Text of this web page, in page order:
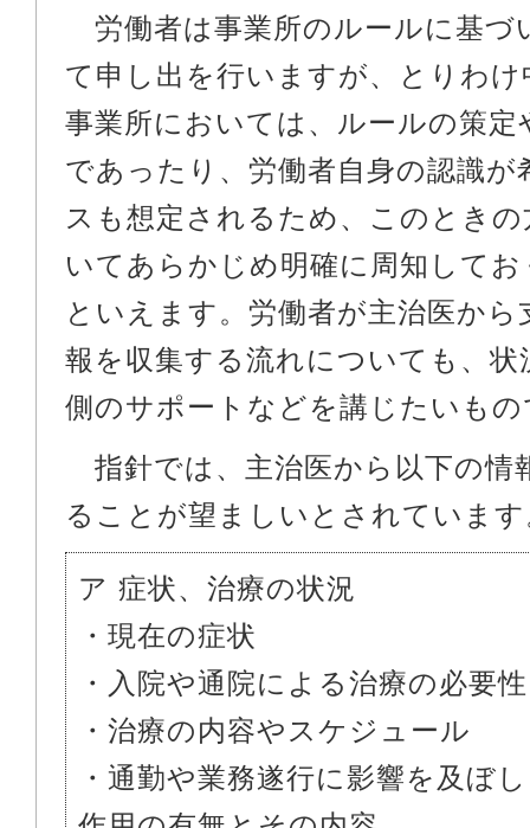
労働者は事業所のルールに基づ
て申し出を行いますが、とりわけ
事業所においては、ルールの策定
であったり、労働者自身の認識が
スも想定されるため、このとき
いてあらかじめ明確に周知して
といえます。労働者が主治医から
報を収集する流れについても、状
側のサポートなどを講じたいもの
指針では、主治医から以下の情
ることが望ましいとされていま
ア 症状、治療の状況
・現在の症状
・入院や通院による治療の必要
・治療の内容やスケジュール
・通勤や業務遂行に影響を及ぼ